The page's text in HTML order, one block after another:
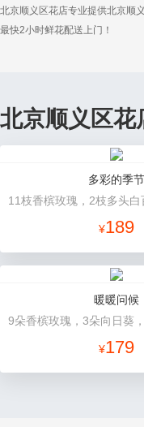
北京顺义区花店专业提供北京顺
最快2小时鲜花配送上门！
北京顺义区花
多彩的季节
¥189
暖暖问候
¥179